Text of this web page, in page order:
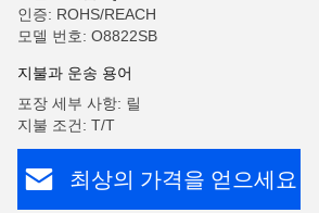
인증: ROHS/REACH
모델 번호: O8822SB
지불과 운송 용어
포장 세부 사항: 릴
지불 조건: T/T
최상의 가격을 얻으세요